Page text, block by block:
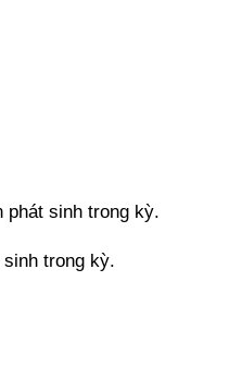
phát sinh trong kỳ.
trong kỳ.